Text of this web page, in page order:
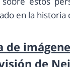
en la historia
de
de